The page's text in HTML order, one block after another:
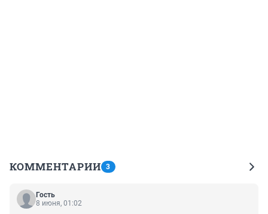
КОММЕНТАРИИ 3
Гость
8 июня, 01:02